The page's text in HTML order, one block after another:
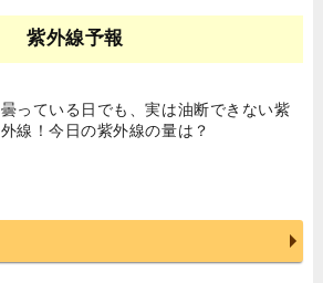
紫外線予報
曇っている日でも、実は油断できない紫
外線！今日の紫外線の量は？